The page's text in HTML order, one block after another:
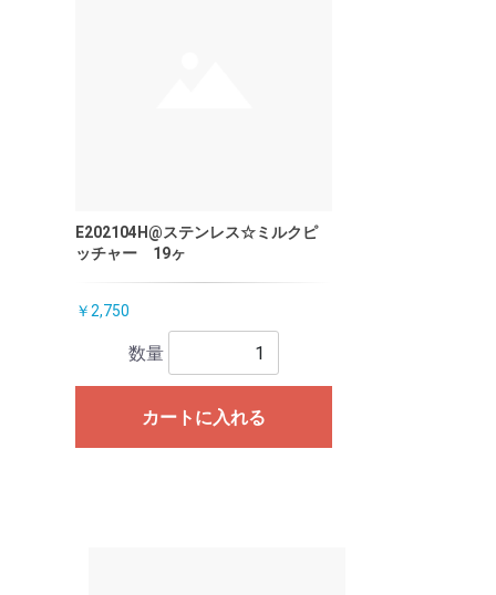
E202104H@ステンレス☆ミルクピ
ッチャー 19ヶ
￥2,750
数量
カートに入れる